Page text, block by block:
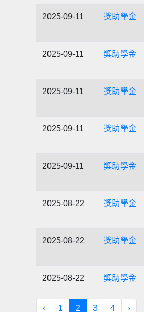
2025-09-11 獎助學金
2025-09-11 獎助學金
2025-09-11 獎助學金
2025-09-11 獎助學金
2025-09-11 獎助學金
2025-08-22 獎助學金
2025-08-22 獎助學金
2025-08-22 獎助學金
‹ 1 2 3 4 ›